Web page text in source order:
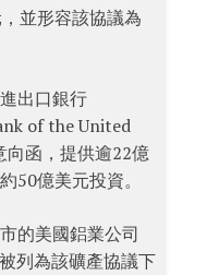
並形容該協議為
出口銀行
of the United
向函，提供逾22億
50億美元投資。
的美國鋁業公司
列為該礦產協議下